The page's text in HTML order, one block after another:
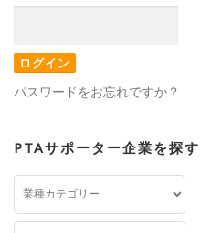
パスワードをお忘れですか？
PTAサポーター企業を探す